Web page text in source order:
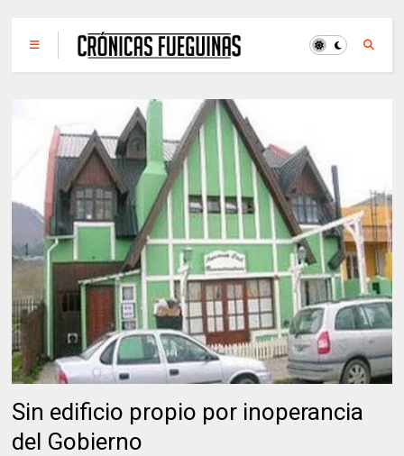
Sin edificio propio por inoperancia
del Gobierno